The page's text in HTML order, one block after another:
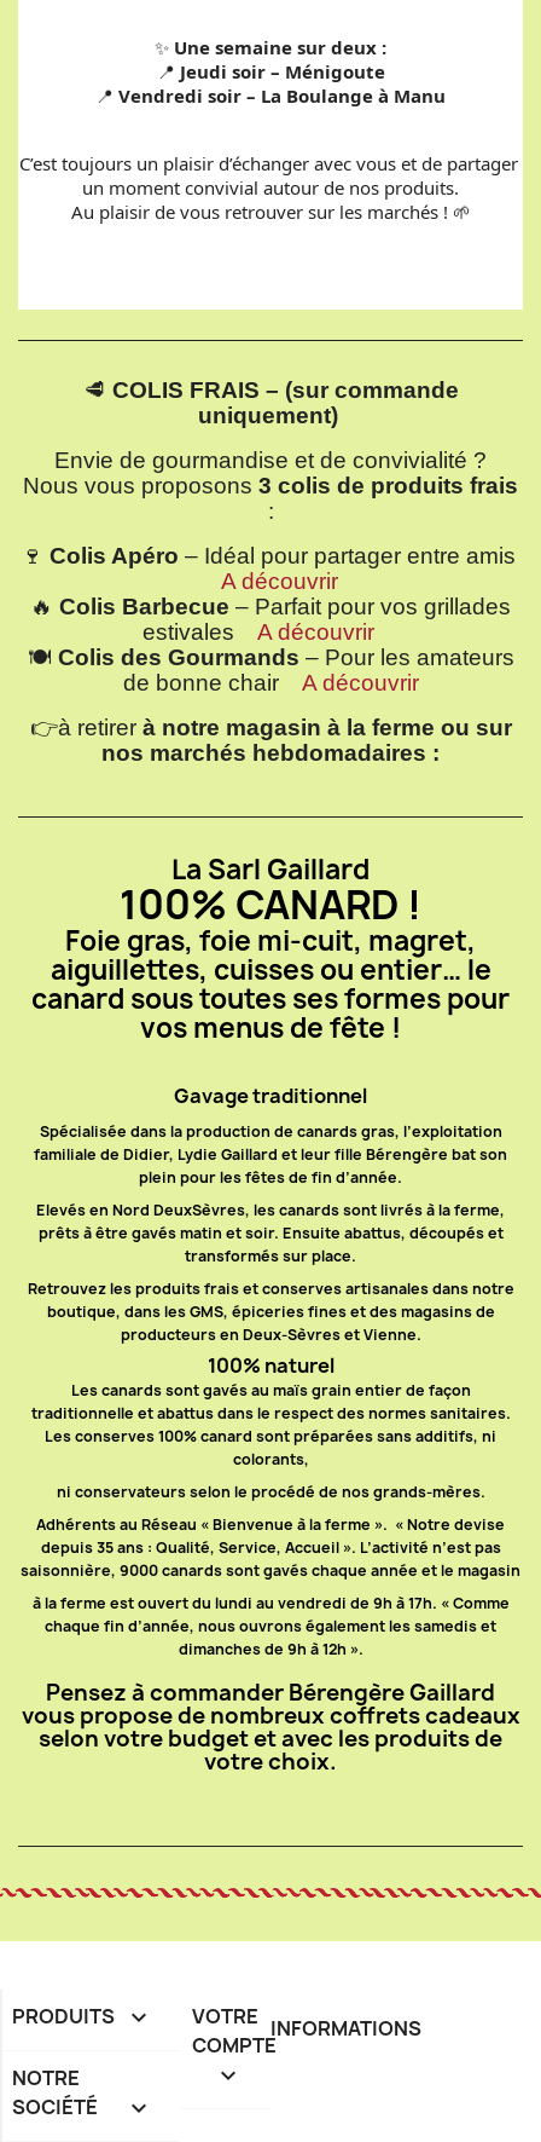
✨ Une semaine sur deux :
📍 Jeudi soir – Ménigoute
📍 Vendredi soir – La Boulange à Manu
C’est toujours un plaisir d’échanger avec vous et de partager
un moment convivial autour de nos produits.
Au plaisir de vous retrouver sur les marchés ! 🌱
🥩 COLIS FRAIS – (sur commande
uniquement)
Envie de gourmandise et de convivialité ?
Nous vous proposons 3 colis de produits frais
:
🍷 Colis Apéro – Idéal pour partager entre amis
A découvrir
🔥 Colis Barbecue – Parfait pour vos grillades
estivales A découvrir
🍽️ Colis des Gourmands – Pour les amateurs
de bonne chair A découvrir
👉à retirer à notre magasin à la ferme ou sur
nos marchés hebdomadaires :
La Sarl Gaillard
100% CANARD !
Foie gras, foie mi-cuit, magret,
aiguillettes, cuisses ou entier… le
canard sous toutes ses formes pour
vos menus de fête !
Gavage traditionnel
Spécialisée dans la production de canards gras, l’exploitation
familiale de Didier, Lydie Gaillard et leur fille Bérengère bat son
plein pour les fêtes de fin d’année.
Elevés en Nord DeuxSèvres, les canards sont livrés à la ferme,
prêts à être gavés matin et soir. Ensuite abattus, découpés et
transformés sur place.
Retrouvez les produits frais et conserves artisanales dans notre
boutique, dans les GMS, épiceries fines et des magasins de
producteurs en Deux-Sèvres et Vienne.
100% naturel
Les canards sont gavés au maïs grain entier de façon
traditionnelle et abattus dans le respect des normes sanitaires.
Les conserves 100% canard sont préparées sans additifs, ni
colorants,
ni conservateurs selon le procédé de nos grands-mères.
Adhérents au Réseau « Bienvenue à la ferme ». « Notre devise
depuis 35 ans : Qualité, Service, Accueil ». L’activité n’est pas
saisonnière, 9000 canards sont gavés chaque année et le magasin
à la ferme est ouvert du lundi au vendredi de 9h à 17h. « Comme
chaque fin d’année, nous ouvrons également les samedis et
dimanches de 9h à 12h ».
Pensez à commander Bérengère Gaillard
vous propose de nombreux coffrets cadeaux
selon votre budget et avec les produits de
votre choix.
PRODUITS 
NOTRE
SOCIÉTÉ

VOTRE
COMPTE

INFORMATIONS